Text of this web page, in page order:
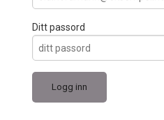
Ditt passord